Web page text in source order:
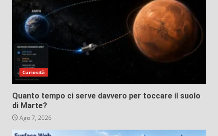
Curiosità
Quanto tempo ci serve davvero per toccare il suolo
di Marte?
Ago 7, 2026